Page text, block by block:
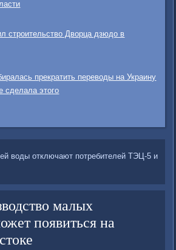
строительство Дворца дзюдо в
прекратить переводы на Украину
сделала этого
воды отключают потребителей ТЭЦ-5 и
малых
появиться на